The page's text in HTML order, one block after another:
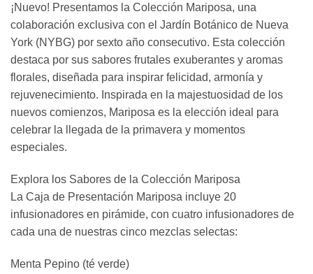
¡Nuevo! Presentamos la Colección Mariposa, una
colaboración exclusiva con el Jardín Botánico de Nueva
York (NYBG) por sexto año consecutivo. Esta colección
destaca por sus sabores frutales exuberantes y aromas
florales, diseñada para inspirar felicidad, armonía y
rejuvenecimiento. Inspirada en la majestuosidad de los
nuevos comienzos, Mariposa es la elección ideal para
celebrar la llegada de la primavera y momentos
especiales.
Explora los Sabores de la Colección Mariposa
La Caja de Presentación Mariposa incluye 20
infusionadores en pirámide, con cuatro infusionadores de
cada una de nuestras cinco mezclas selectas:
Menta Pepino (té verde)